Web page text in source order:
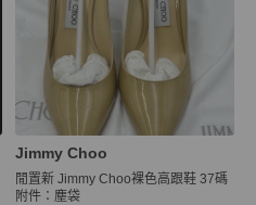
Jimmy Choo
閒置新 Jimmy Choo裸色高跟鞋 37碼
附件：塵袋